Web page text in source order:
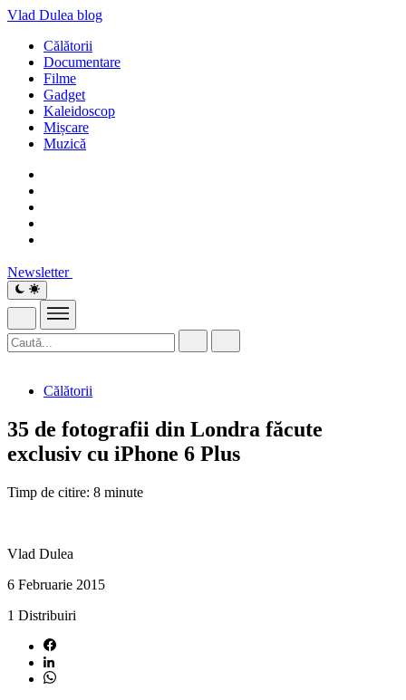
Vlad Dulea blog
Călătorii
Documentare
Filme
Gadget
Kaleidoscop
Mișcare
Muzică
Newsletter
Călătorii
35 de fotografii din Londra făcute
exclusiv cu iPhone 6 Plus
Timp de citire: 8 minute
Vlad Dulea
6 Februarie 2015
1 Distribuiri